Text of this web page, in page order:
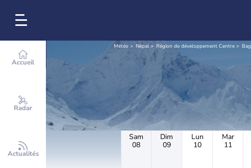
Accueil
Radar
Actualités
Météo Népal Région de développement Centre
Sam
08
Dim
09
Lun
10
Mar
11